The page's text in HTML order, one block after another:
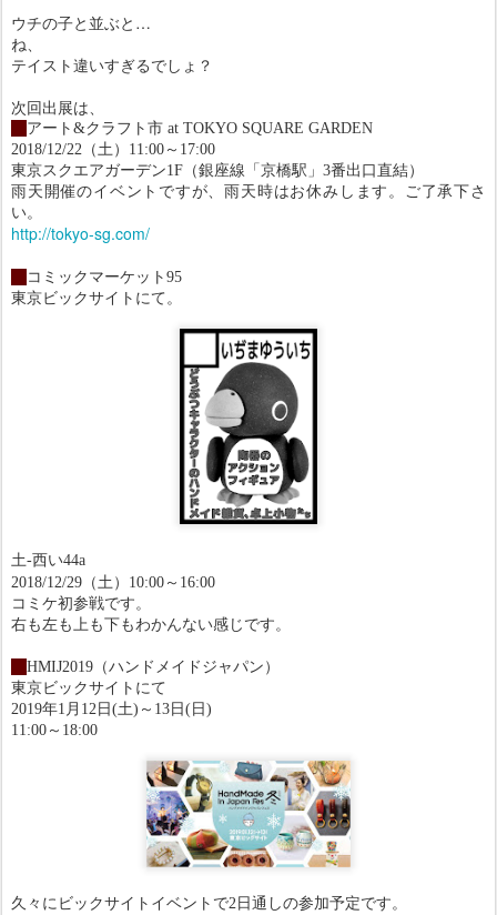
ウチの子と並ぶと…
ね、
テイスト違いすぎるでしょ？
次回出展は、
アート&クラフト市 at TOKYO SQUARE GARDEN
2018/12/22（土）11:00～17:00
東京スクエアガーデン1F（銀座線「京橋駅」3番出口直結）
雨天開催のイベントですが、雨天時はお休みします。ご了承下さ
い。
http://tokyo-sg.com/
コミックマーケット95
東京ビックサイトにて。
土-西い44a
2018/12/29（土）10:00～16:00
コミケ初参戦です。
右も左も上も下もわかんない感じです。
HMIJ2019（ハンドメイドジャパン）
東京ビックサイトにて
2019年1月12日(土)～13日(日)
11:00～18:00
久々にビックサイトイベントで2日通しの参加予定です。